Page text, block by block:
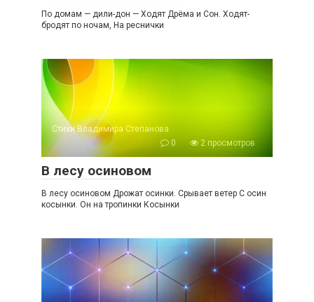
По домам — дили-дон — Ходят Дрёма и Сон. Ходят-
бродят по ночам, На реснички
Стихи Владимира Степанова
0
2 просмотров
В лесу осиновом
В лесу осиновом Дрожат осинки. Срывает ветер С осин
косынки. Он на тропинки Косынки